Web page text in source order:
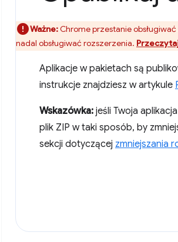
Ważne:Chrome przestanie
nadal obsługiwać rozszerzenia.
Aplikacje w pakietach są
instrukcje znajdziesz w artykule
Wskazówka: jeśli Twoja
plik ZIP w taki sposób, by
sekcji dotyczącej zmniejszania